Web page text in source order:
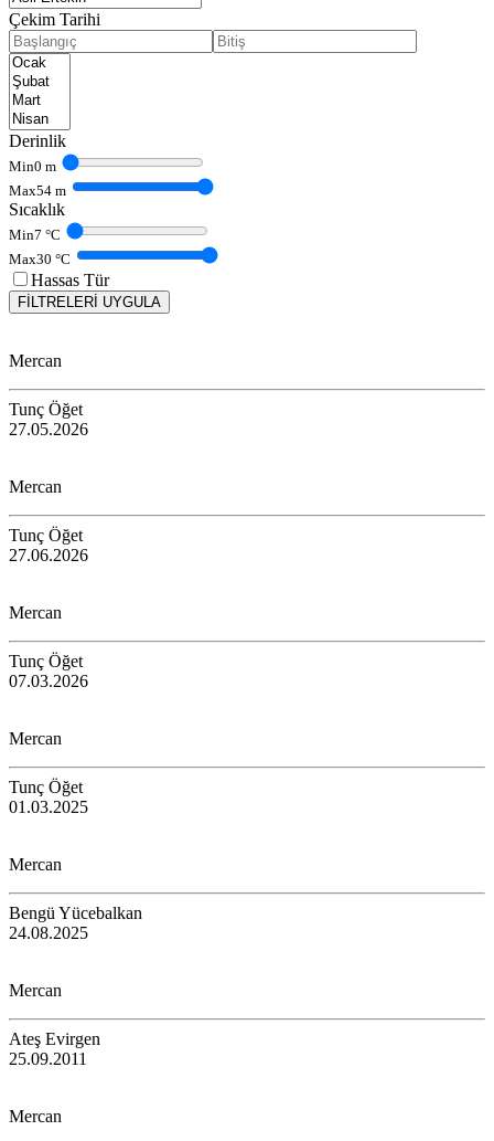
Çekim Tarihi
Derinlik
Min0 m
Max54 m
Sıcaklık
Min7 °C
Max30 °C
Hassas Tür
FİLTRELERİ UYGULA
Mercan
Tunç Öğet
27.05.2026
Mercan
Tunç Öğet
27.06.2026
Mercan
Tunç Öğet
07.03.2026
Mercan
Tunç Öğet
01.03.2025
Mercan
Bengü Yücebalkan
24.08.2025
Mercan
Ateş Evirgen
25.09.2011
Mercan